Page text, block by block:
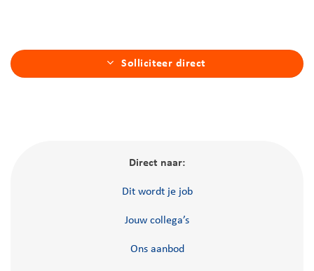
Solliciteer direct
Direct naar:
Dit wordt je job
Jouw collega’s
Ons aanbod